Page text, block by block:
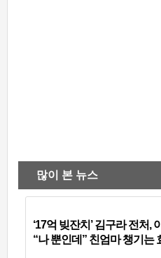
많이 본 뉴스
‘17억 빚잔치’ 김구라 전처,
“나 뿐인데” 친엄마 챙기는